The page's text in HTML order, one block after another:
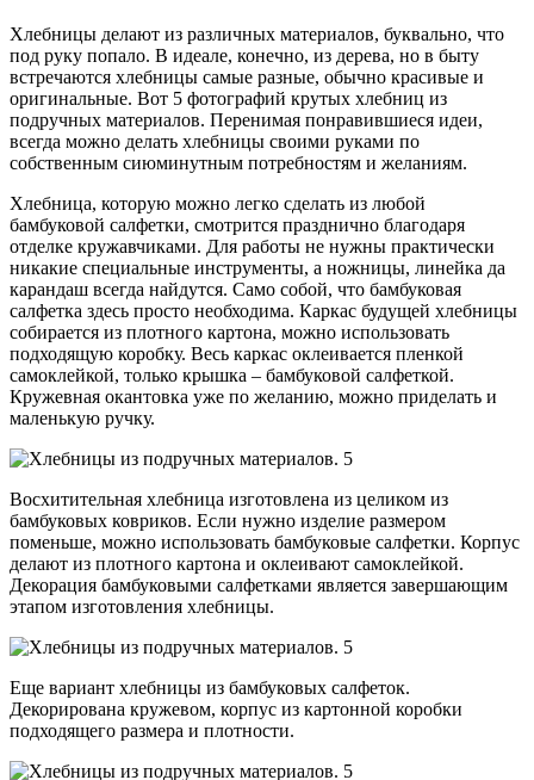
Хлебницы делают из различных материалов, буквально, что
под руку попало. В идеале, конечно, из дерева, но в быту
встречаются хлебницы самые разные, обычно красивые и
оригинальные. Вот 5 фотографий крутых хлебниц из
подручных материалов. Перенимая понравившиеся идеи,
всегда можно делать хлебницы своими руками по
собственным сиюминутным потребностям и желаниям.
Хлебница, которую можно легко сделать из любой
бамбуковой салфетки, смотрится празднично благодаря
отделке кружавчиками. Для работы не нужны практически
никакие специальные инструменты, а ножницы, линейка да
карандаш всегда найдутся. Само собой, что бамбуковая
салфетка здесь просто необходима. Каркас будущей хлебницы
собирается из плотного картона, можно использовать
подходящую коробку. Весь каркас оклеивается пленкой
самоклейкой, только крышка – бамбуковой салфеткой.
Кружевная окантовка уже по желанию, можно приделать и
маленькую ручку.
Восхитительная хлебница изготовлена из целиком из
бамбуковых ковриков. Если нужно изделие размером
поменьше, можно использовать бамбуковые салфетки. Корпус
делают из плотного картона и оклеивают самоклейкой.
Декорация бамбуковыми салфетками является завершающим
этапом изготовления хлебницы.
Еще вариант хлебницы из бамбуковых салфеток.
Декорирована кружевом, корпус из картонной коробки
подходящего размера и плотности.